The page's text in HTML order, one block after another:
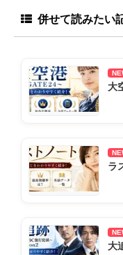
併せて読みたい
大
ラ
大